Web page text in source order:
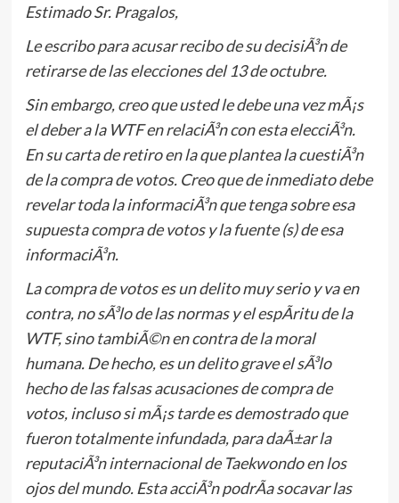
Estimado Sr. Pragalos,
Le escribo para acusar recibo de su decisiÃ³n de
retirarse de las elecciones del 13 de octubre.
Sin embargo, creo que usted le debe una vez mÃ¡s
el deber a la WTF en relaciÃ³n con esta elecciÃ³n.
En su carta de retiro en la que plantea la cuestiÃ³n
de la compra de votos. Creo que de inmediato debe
revelar toda la informaciÃ³n que tenga sobre esa
supuesta compra de votos y la fuente (s) de esa
informaciÃ³n.
La compra de votos es un delito muy serio y va en
contra, no sÃ³lo de las normas y el espÃ­ritu de la
WTF, sino tambiÃ©n en contra de la moral
humana. De hecho, es un delito grave el sÃ³lo
hecho de las falsas acusaciones de compra de
votos, incluso si mÃ¡s tarde es demostrado que
fueron totalmente infundada, para daÃ±ar la
reputaciÃ³n internacional de Taekwondo en los
ojos del mundo. Esta acciÃ³n podrÃ­a socavar las